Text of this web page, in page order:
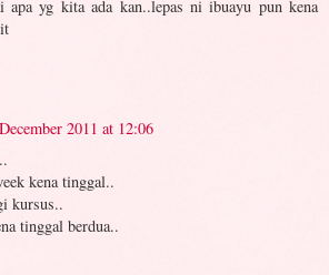
apa yg kita ada kan..lepas ni ibuayu pun kena
2011 at 12:06
kena tinggal..
kursus..
tinggal berdua..